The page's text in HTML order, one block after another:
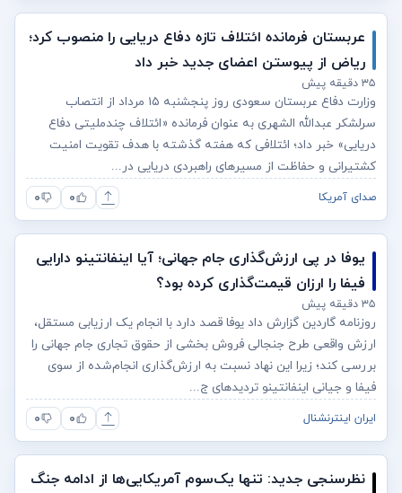
عربستان فرمانده ائتلاف تازه دفاع دریایی را منصوب کرد؛
ریاض از پیوستن اعضای جدید خبر داد
۳۵ دقیقه پیش
وزارت دفاع عربستان سعودی روز پنجشنبه ۱۵ مرداد از انتصاب
سرلشکر عبدالله الشهری به عنوان فرمانده «ائتلاف چندملیتی دفاع
دریایی» خبر داد؛ ائتلافی که هفته گذشته با هدف تقویت امنیت
کشتیرانی و حفاظت از مسیرهای راهبردی دریایی در...
صدای آمریکا ۰ ۰
یوفا در پی ارزش‌گذاری جام جهانی؛ آیا اینفانتینو دارایی
فیفا را ارزان قیمت‌گذاری کرده بود؟
۳۵ دقیقه پیش
روزنامه گاردین گزارش داد یوفا قصد دارد با انجام یک ارزیابی مستقل،
ارزش واقعی طرح جنجالی فروش بخشی از حقوق تجاری جام جهانی را
بررسی کند؛ زیرا این نهاد نسبت به ارزش‌گذاری انجام‌شده از سوی
فیفا و جیانی اینفانتینو تردیدهای ج...
ایران اینترنشنال ۰ ۰
نظرسنجی جدید: تنها یک‌سوم آمریکایی‌ها از ادامه جنگ